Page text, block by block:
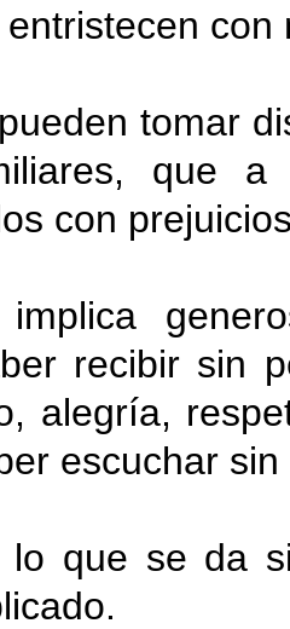
con
tomar
que a
con
recibir sin
alegría,
escuchar
lo que se da